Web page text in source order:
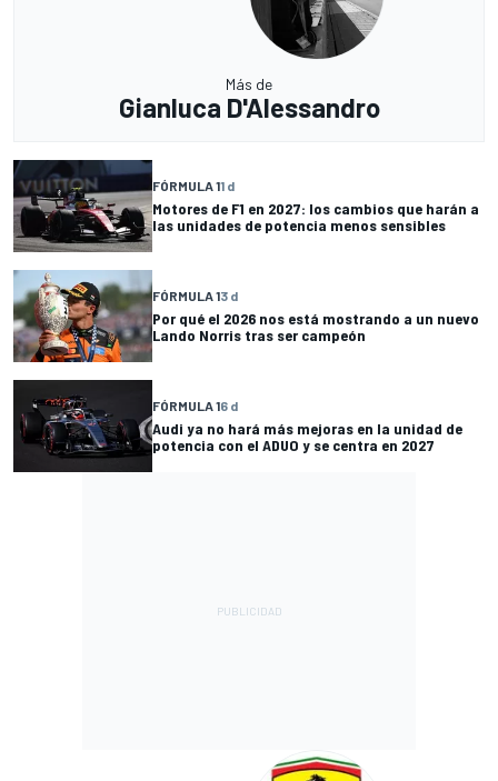
Más de
Gianluca D'Alessandro
FÓRMULA 11 d
Motores de F1 en 2027: los cambios que harán a
las unidades de potencia menos sensibles
FÓRMULA 13 d
Por qué el 2026 nos está mostrando a un nuevo
Lando Norris tras ser campeón
FÓRMULA 16 d
Audi ya no hará más mejoras en la unidad de
potencia con el ADUO y se centra en 2027